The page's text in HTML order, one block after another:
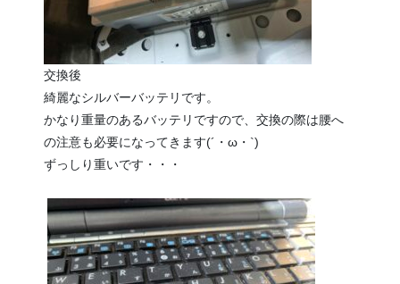
交換後
綺麗なシルバーバッテリです。
かなり重量のあるバッテリですので、交換の際は腰へ
の注意も必要になってきます(´・ω・`)
ずっしり重いです・・・